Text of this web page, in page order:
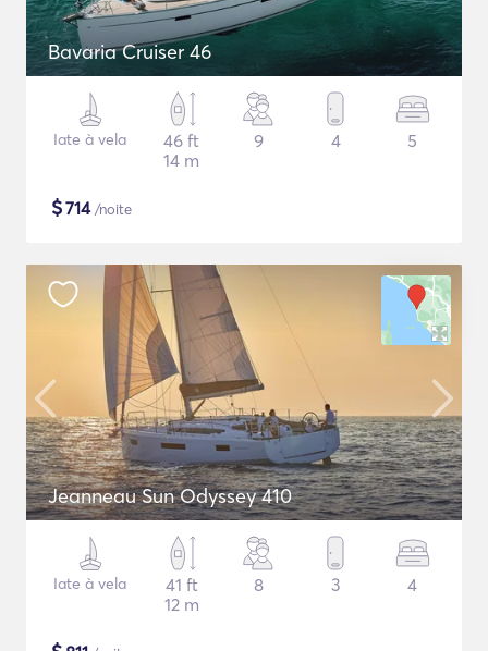
Bavaria Cruiser 46
Iate à vela
46 ft
14 m
9 4 5
$714/noite
Jeanneau Sun Odyssey 410
Iate à vela
41 ft
12 m
8 3 4